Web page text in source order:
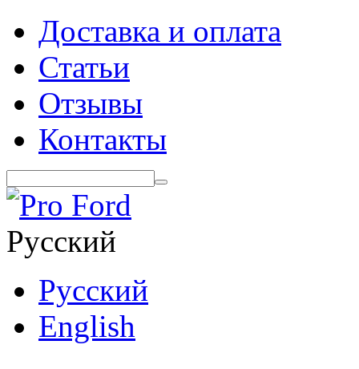
Доставка и оплата
Статьи
Отзывы
Контакты
Русский
Русский
English